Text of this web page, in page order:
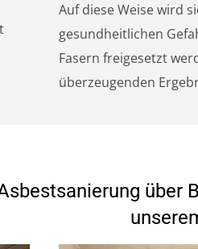
Auf diese Weise wird
gesundheitlichen
Fasern freigesetzt
überzeugenden
über